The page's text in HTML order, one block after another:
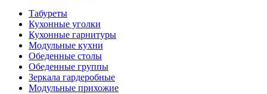
Табуреты
Кухонные уголки
Кухонные гарнитуры
Модульные кухни
Обеденные столы
Обеденные группы
Зеркала гардеробные
Модульные прихожие